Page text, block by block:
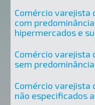
Comércio varejista
com
hipermercados e
Comércio varejista
sem
Comércio varejista
não especificados